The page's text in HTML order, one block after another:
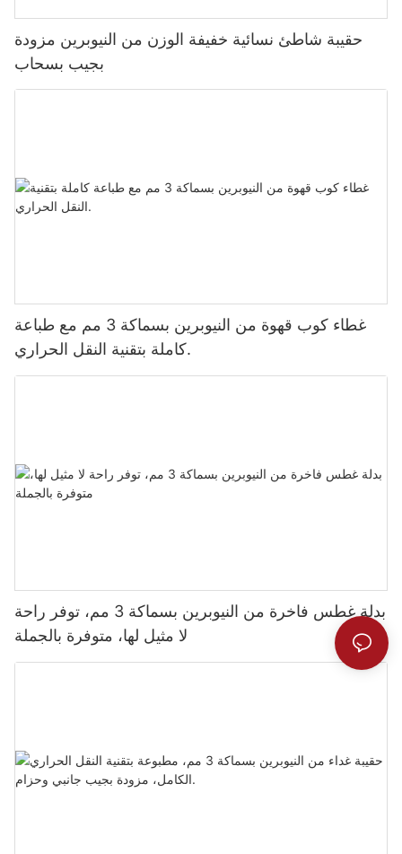
حقيبة شاطئ نسائية خفيفة الوزن من النيوبرين مزودة
بجيب بسحاب
غطاء كوب قهوة من النيوبرين بسماكة 3 مم مع طباعة
كاملة بتقنية النقل الحراري.
بدلة غطس فاخرة من النيوبرين بسماكة 3 مم، توفر راحة
لا مثيل لها، متوفرة بالجملة